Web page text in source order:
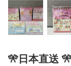
🎌日本直送